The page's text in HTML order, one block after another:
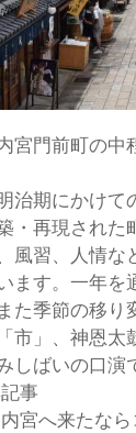
宮門前町の中
治期にかけて
・再現された
風習、人情な
ます。一年を
た季節の移り
市」、神恩太
しばいの口演
事
宮へ来たな